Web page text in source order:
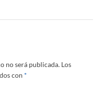
no será publicada. Los
con *